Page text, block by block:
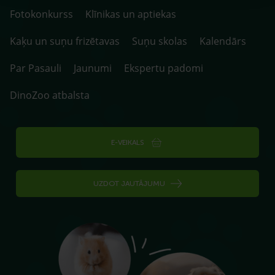
Fotokonkurss
Klīnikas un aptiekas
Kaķu un suņu frizētavas
Suņu skolas
Kalendārs
Par Pasauli
Jaunumi
Ekspertu padomi
DinoZoo atbalsta
E-VEIKALS
UZDOT JAUTĀJUMU